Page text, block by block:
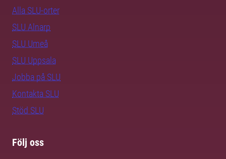
Alla SLU-orter
SLU Alnarp
SLU Umeå
SLU Uppsala
Jobba på SLU
Kontakta SLU
Stöd SLU
Följ oss